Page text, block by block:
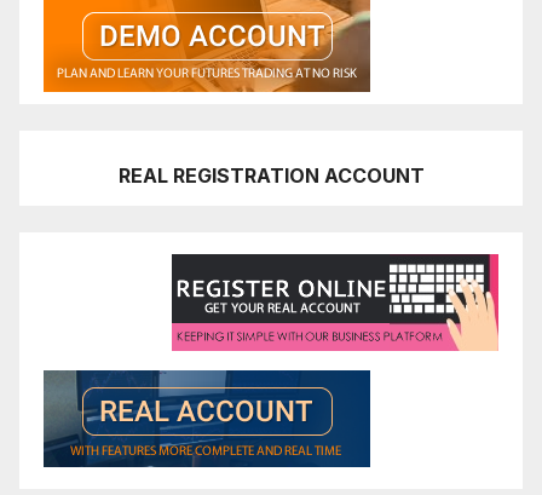
REAL REGISTRATION ACCOUNT